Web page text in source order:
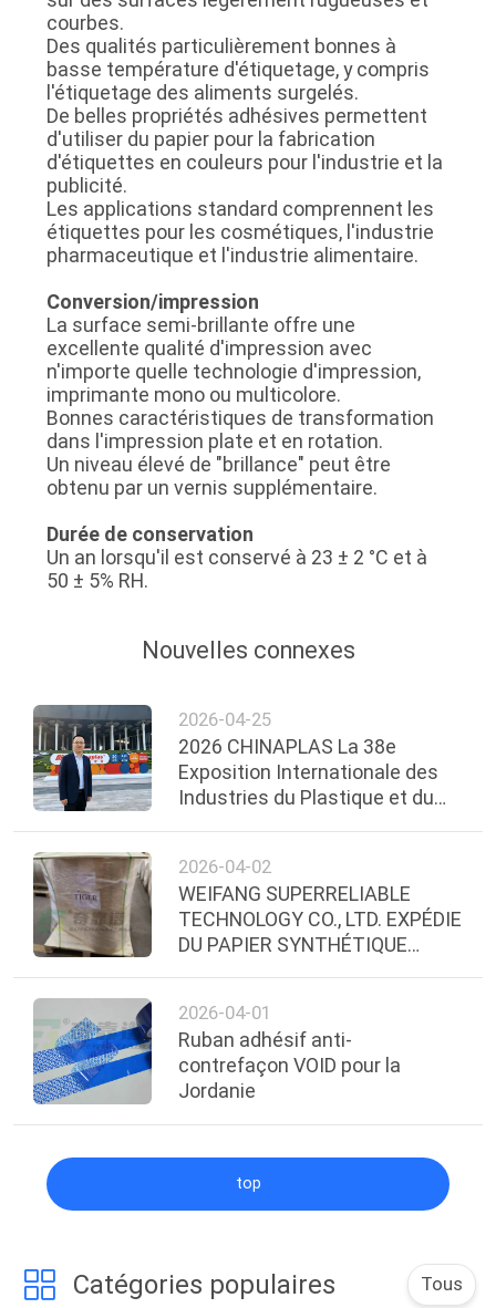
courbes.
Des qualités particulièrement bonnes à
basse température d'étiquetage, y compris
l'étiquetage des aliments surgelés.
De belles propriétés adhésives permettent
d'utiliser du papier pour la fabrication
d'étiquettes en couleurs pour l'industrie et la
publicité.
Les applications standard comprennent les
étiquettes pour les cosmétiques, l'industrie
pharmaceutique et l'industrie alimentaire.
Conversion/impression
La surface semi-brillante offre une
excellente qualité d'impression avec
n'importe quelle technologie d'impression,
imprimante mono ou multicolore.
Bonnes caractéristiques de transformation
dans l'impression plate et en rotation.
Un niveau élevé de "brillance" peut être
obtenu par un vernis supplémentaire.
Durée de conservation
Un an lorsqu'il est conservé à 23 ± 2 °C et à
50 ± 5% RH.
Nouvelles connexes
2026-04-25
2026 CHINAPLAS La 38e
Exposition Internationale des
Industries du Plastique et du
2026-04-02
WEIFANG SUPERRELIABLE
TECHNOLOGY CO., LTD. EXPÉDIE
DU PAPIER SYNTHÉTIQUE
CONGÉLATION EN ÉQUATEUR
2026-04-01
Ruban adhésif anti-
contrefaçon VOID pour la
Jordanie
top
Catégories populaires Tous